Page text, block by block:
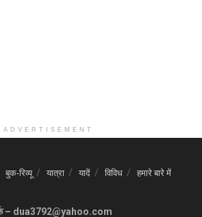
ADVERTISEMENT
बुक-रिव्यू यात्रा यादें विविध हमारे बारे में
– dua3792@yahoo.com